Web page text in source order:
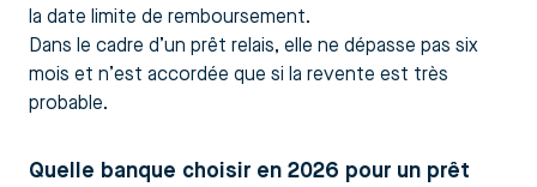
la date limite de remboursement.
Dans le cadre d’un prêt relais, elle ne dépasse pas six
mois et n’est accordée que si la revente est très
probable.
Quelle banque choisir en 2026 pour un prêt